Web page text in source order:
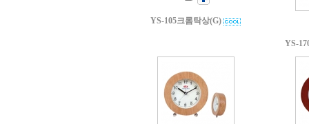
YS-105크롬탁상(G)
YS-